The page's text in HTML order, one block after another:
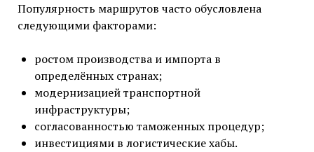
Популярность маршрутов часто обусловлена
следующими факторами:
ростом производства и импорта в
определённых странах;
модернизацией транспортной
инфраструктуры;
согласованностью таможенных процедур;
инвестициями в логистические хабы.